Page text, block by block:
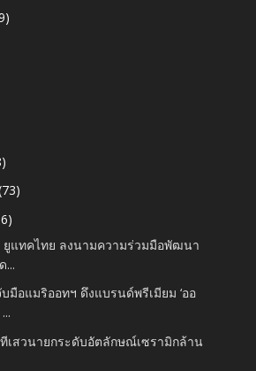
ยูแทคไทย ลงนามความร่วมมือพัฒนา
...
บมือแมริออทฯ ดึงแบรนด์พรีเมียม ‘ออ
ทีเสวนายกระดับอัตลักษณ์เซรามิกล้าน